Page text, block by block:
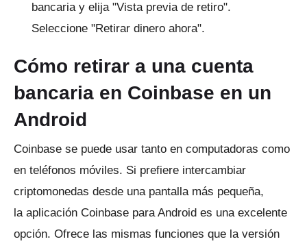
bancaria y elija "Vista previa de retiro".
Seleccione "Retirar dinero ahora".
Cómo retirar a una cuenta
bancaria en Coinbase en un
Android
Coinbase se puede usar tanto en computadoras como
en teléfonos móviles. Si prefiere intercambiar
criptomonedas desde una pantalla más pequeña,
la aplicación Coinbase para Android es una excelente
opción. Ofrece las mismas funciones que la versión